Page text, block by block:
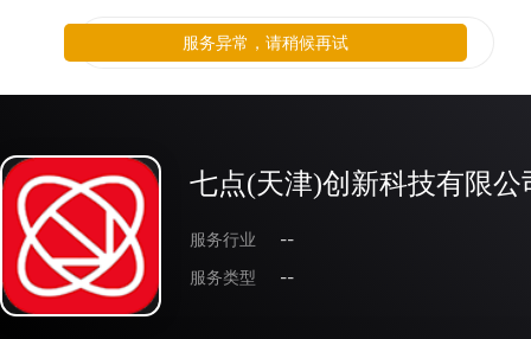
七点(天津)创新科技有限公
服务行业
--
服务类型
--
服务异常，请稍候再试